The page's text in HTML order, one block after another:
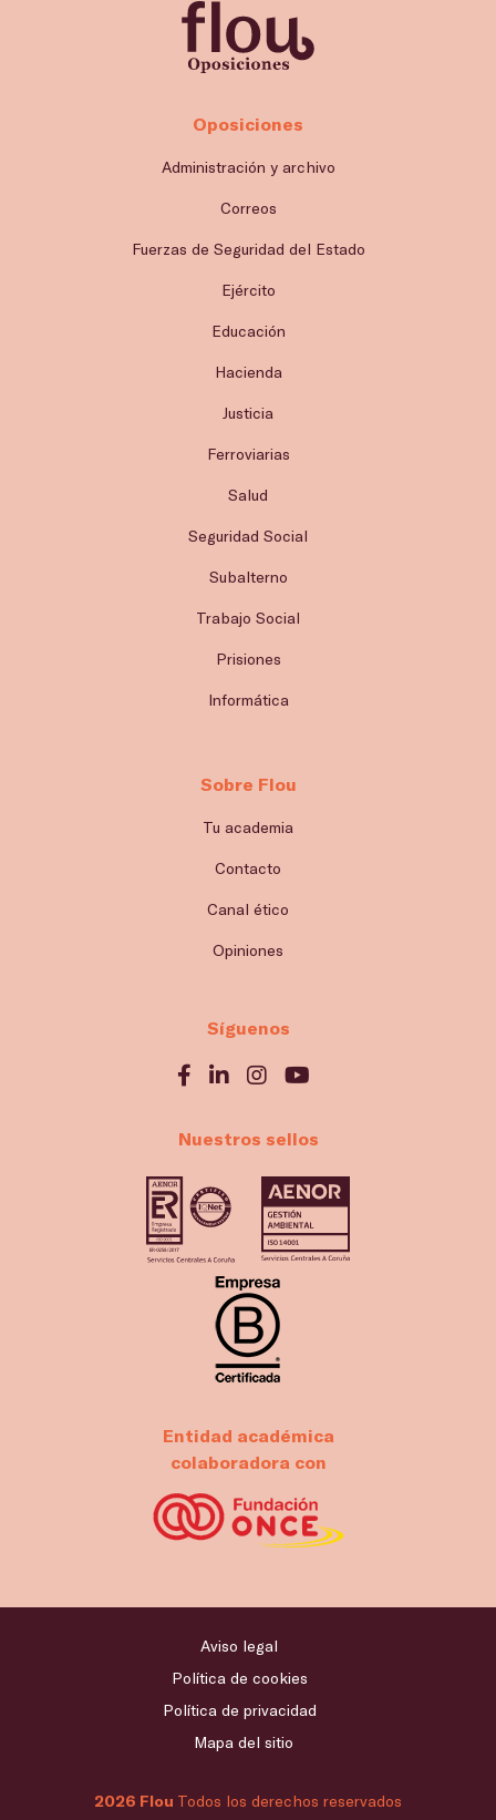
Oposiciones
Administración y archivo
Correos
Fuerzas de Seguridad del Estado
Ejército
Educación
Hacienda
Justicia
Ferroviarias
Salud
Seguridad Social
Subalterno
Trabajo Social
Prisiones
Informática
Sobre Flou
Tu academia
Contacto
Canal ético
Opiniones
Síguenos
Nuestros sellos
Entidad académica
colaboradora con
2026 Flou Todos los derechos reservados
Aviso legal
Política de cookies
Política de privacidad
Mapa del sitio